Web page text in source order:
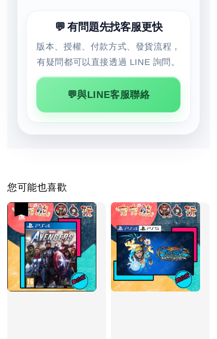
💬 有問題先找客服更快
版本、授權、付款方式、發貨流程，
有疑問都可以直接透過 LINE 詢問。
💬與LINE客服聯絡
您可能也喜歡